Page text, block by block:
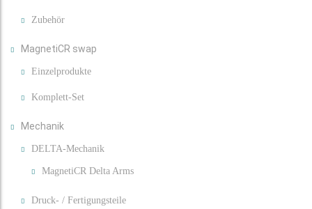
Zubehör
MagnetiCR swap
Einzelprodukte
Komplett-Set
Mechanik
DELTA-Mechanik
MagnetiCR Delta Arms
Druck- / Fertigungsteile